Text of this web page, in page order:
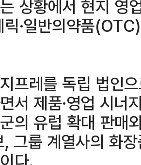
상황에서 현지 영
·일반의약품
프레를 독립 법인
서 제품·영업 시너
의 유럽 확대 판매
그룹 계열사의 화
다.